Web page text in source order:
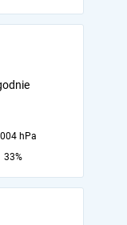
hPa
33%